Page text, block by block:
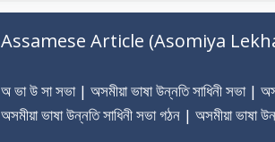
Assamese Article (Asomiya
অ ভা উ সা সভা | অসমীয়া ভাষা উন্নতি সাধিনী সভা |
অসমীয়া ভাষা উন্নতি সাধিনী সভা গঠন | অসমীয়া ভাষা